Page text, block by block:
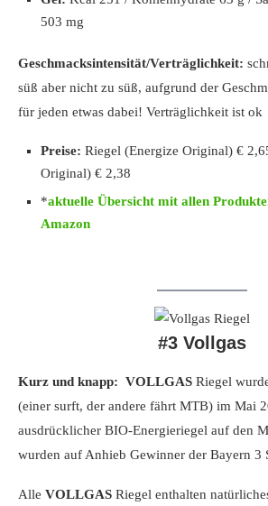
503 mg
Geschmacksintensität/Verträglichkeit:
süß aber nicht zu süß, aufgrund der
für jeden etwas dabei! Verträglichkeit ist ok
Preise: Riegel (Energize Original) €
Original) € 2,38
*aktuelle Übersicht mit allen
Amazon
#3 Vollgas
Kurz und knapp: VOLLGAS Riegel
(einer surft, der andere fährt MTB) im Mai
ausdrücklicher BIO-Energieriegel auf den
wurden auf Anhieb Gewinner der Bayern 3
Alle VOLLGAS Riegel enthalten